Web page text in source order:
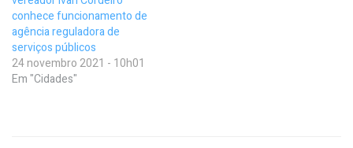
conhece funcionamento de
agência reguladora de
serviços públicos
24 novembro 2021 - 10h01
Em "Cidades"